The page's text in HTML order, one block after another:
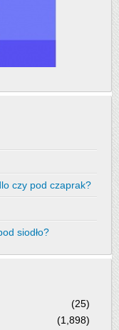
czy pod czaprak?
siodło?
(25)
(1,898)